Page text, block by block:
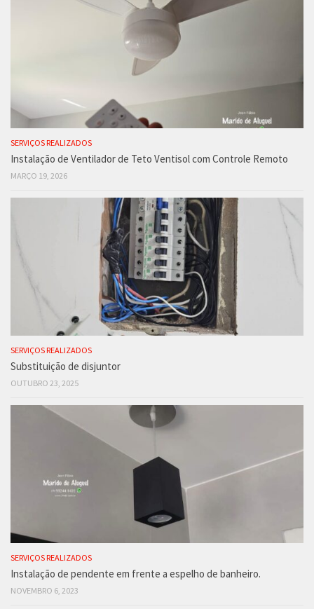
SERVIÇOS REALIZADOS
Instalação de Ventilador de Teto Ventisol com Controle Remoto
MARÇO 19, 2026
SERVIÇOS REALIZADOS
Substituição de disjuntor
OUTUBRO 23, 2025
SERVIÇOS REALIZADOS
Instalação de pendente em frente a espelho de banheiro.
NOVEMBRO 6, 2023